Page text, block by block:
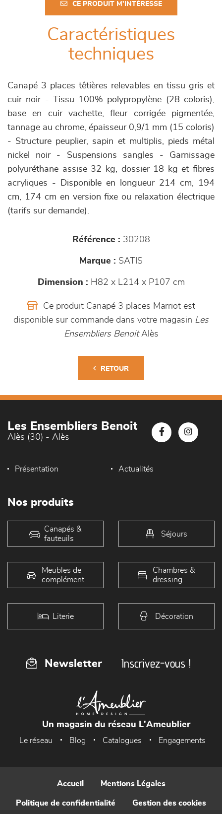
CE PRODUIT M'INTÉRESSE
Caractéristiques
techniques
Canapé 3 places têtières relevables en tissu gris et
cuir noir - Tissu 100% polypropylène (28 coloris),
base en cuir vachette, fleur corrigée pigmentée,
tannage au chrome, épaisseur 0,9/1 mm (15 coloris)
- Structure peuplier, sapin et multiplis, pieds métal
nickel noir - Suspensions sangles - Garnissage
polyuréthane assise 32 kg, dossier 18 kg et fibres
acryliques - Disponible en longueur 214 cm, 194
cm, 174 cm en version fixe ou relaxation électrique
(tarifs sur demande).
Référence : 30208
Marque : SATIS
Dimension : H82 x L214 x P107 cm
Ce produit Canapé 3 places Marriot est
disponible sur commande dans votre magasin Les
Ensembliers BenoitAlès
RETOUR
Les Ensembliers Benoit
Alès (30) - Alès
Présentation Actualités
Nos produits
Canapés &
fauteuils
Séjours
Meubles de
complément
Chambres &
dressing
Literie Décoration
Newsletter Inscrivez-vous !
Un magasin du réseau L'Ameublier
Le réseau Blog Catalogues Engagements
Accueil Mentions Légales
Politique de confidentialité Gestion des cookies